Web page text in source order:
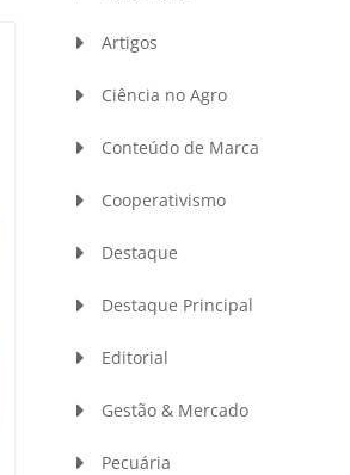
Artigos
Ciência no Agro
Conteúdo de Marca
Cooperativismo
Destaque
Destaque Principal
Editorial
Gestão & Mercado
Pecuária